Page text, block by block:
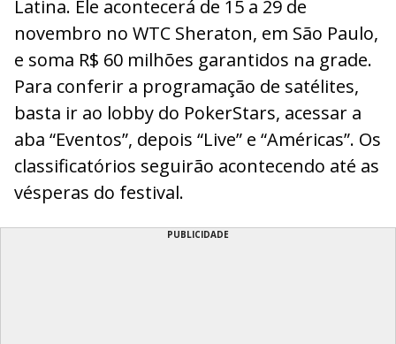
Latina. Ele acontecerá de 15 a 29 de
novembro no WTC Sheraton, em São Paulo,
e soma R$ 60 milhões garantidos na grade.
Para conferir a programação de satélites,
basta ir ao lobby do PokerStars, acessar a
aba “Eventos”, depois “Live” e “Américas”. Os
classificatórios seguirão acontecendo até as
vésperas do festival.
PUBLICIDADE